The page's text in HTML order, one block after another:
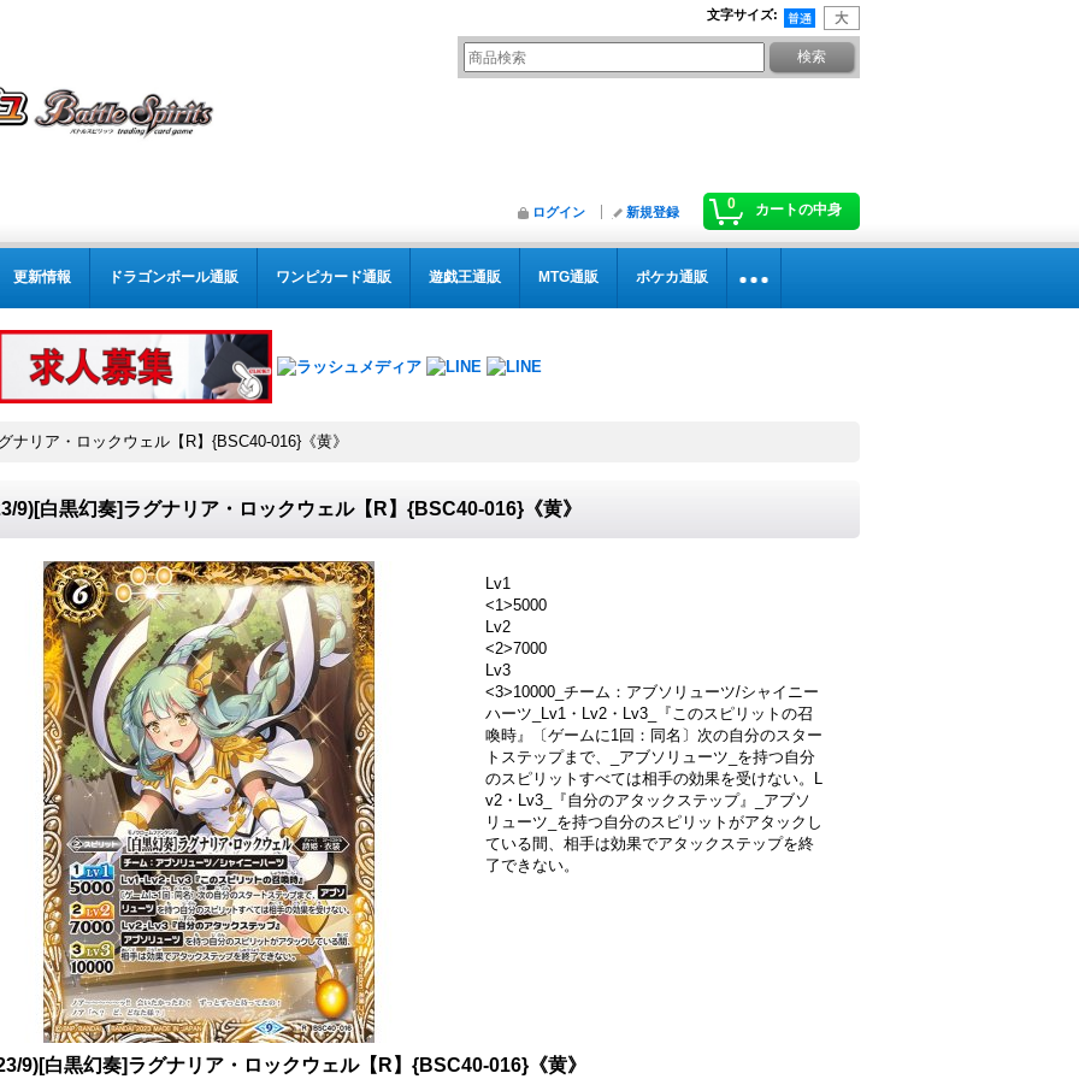
文字サイズ:
0 カートの中身
ログイン 新規登録
更新情報 ドラゴンボール通販 ワンピカード通販 遊戯王通販 MTG通販 ポケカ通販
ナリア・ロックウェル【R】{BSC40-016}《黄》
9)[白黒幻奏]ラグナリア・ロックウェル【R】{BSC40-016}《黄》
Lv1
<1>5000
Lv2
<2>7000
Lv3
<3>10000_チーム：アブソリューツ/シャイニー
ハーツ_Lv1・Lv2・Lv3_『このスピリットの召
喚時』〔ゲームに1回：同名〕次の自分のスター
トステップまで、_アブソリューツ_を持つ自分
のスピリットすべては相手の効果を受けない。L
v2・Lv3_『自分のアタックステップ』_アブソ
リューツ_を持つ自分のスピリットがアタックし
ている間、相手は効果でアタックステップを終
了できない。
9)[白黒幻奏]ラグナリア・ロックウェル【R】{BSC40-016}《黄》